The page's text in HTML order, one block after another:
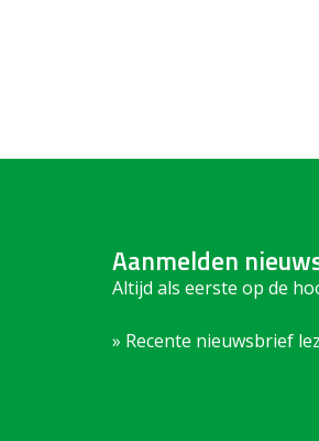
Aanmelden
Altijd als eerste op de
» Recente nieuwsbrief